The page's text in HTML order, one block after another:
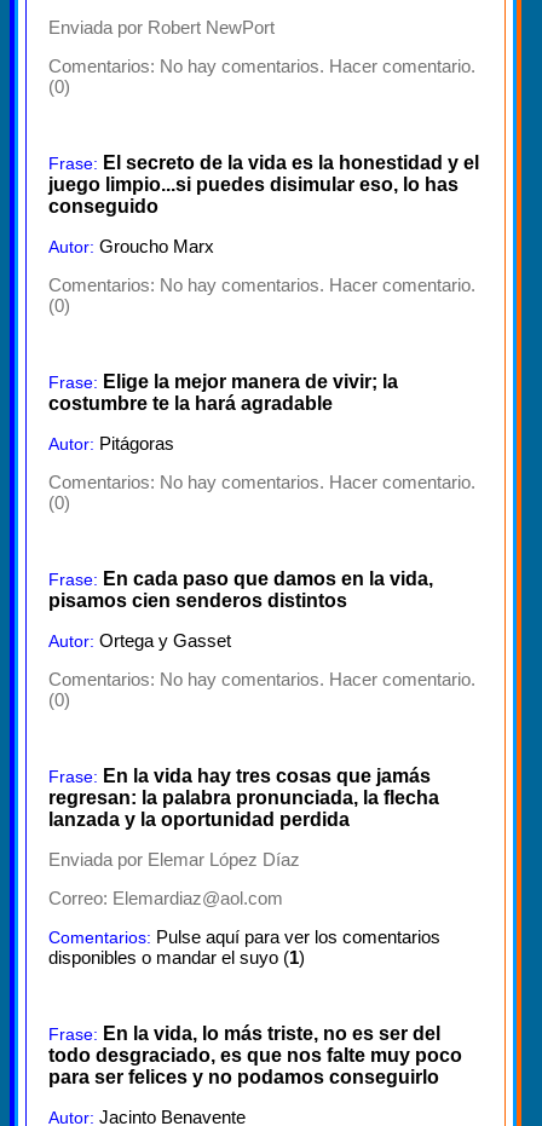
Enviada por Robert NewPort
Comentarios: No hay comentarios. Hacer comentario.
(0)
Frase: El secreto de la vida es la honestidad y el
juego limpio...si puedes disimular eso, lo has
conseguido
Autor: Groucho Marx
Comentarios: No hay comentarios. Hacer comentario.
(0)
Frase: Elige la mejor manera de vivir; la
costumbre te la hará agradable
Autor: Pitágoras
Comentarios: No hay comentarios. Hacer comentario.
(0)
Frase: En cada paso que damos en la vida,
pisamos cien senderos distintos
Autor: Ortega y Gasset
Comentarios: No hay comentarios. Hacer comentario.
(0)
Frase: En la vida hay tres cosas que jamás
regresan: la palabra pronunciada, la flecha
lanzada y la oportunidad perdida
Enviada por Elemar López Díaz
Correo: Elemardiaz@aol.com
Comentarios: Pulse aquí para ver los comentarios
disponibles o mandar el suyo (1)
Frase: En la vida, lo más triste, no es ser del
todo desgraciado, es que nos falte muy poco
para ser felices y no podamos conseguirlo
Autor: Jacinto Benavente